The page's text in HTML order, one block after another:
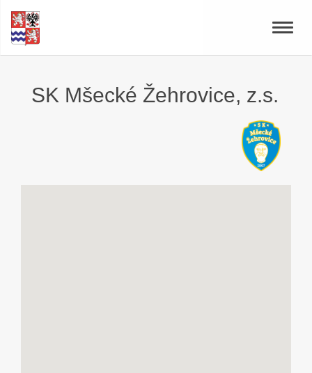
Toggle
SK Mšecké Žehrovice, z.s.